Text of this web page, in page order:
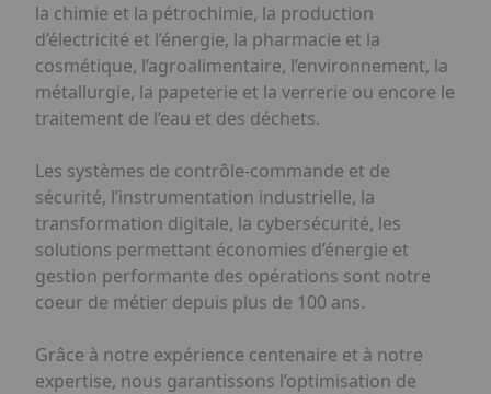
la chimie et la pétrochimie, la production
d’électricité et l’énergie, la pharmacie et la
cosmétique, l’agroalimentaire, l’environnement, la
métallurgie, la papeterie et la verrerie ou encore le
traitement de l’eau et des déchets.
Les systèmes de contrôle-commande et de
sécurité, l’instrumentation industrielle, la
transformation digitale, la cybersécurité, les
solutions permettant économies d’énergie et
gestion performante des opérations sont notre
coeur de métier depuis plus de 100 ans.
Grâce à notre expérience centenaire et à notre
expertise, nous garantissons l’optimisation de